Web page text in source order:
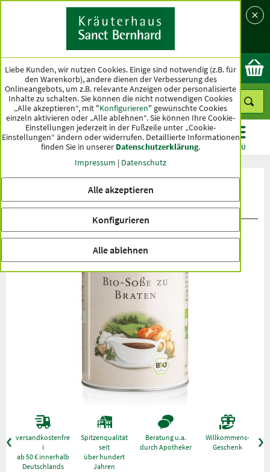
Land
Ok
KATEGORIEN ANGEBOTE TOPSELLER MENÜ
Produktbewertungen Bio-Soße zu
Braten
versandkostenfre
i
ab 50 € innerhalb
Deutschlands
Spitzenqualität
seit
über hundert
Jahren
Beratung u.a.
durch Apotheker
Willkommens-
Geschenk
Liebe Kunden, wir nutzen Cookies. Einige sind notwendig (z.B. für
den Warenkorb), andere dienen der Verbesserung des
Onlineangebots, um z.B. relevante Anzeigen oder personalisierte
Inhalte zu schalten. Sie können die nicht notwendigen Cookies
„Alle akzeptieren“, mit "Konfigurieren" gewünschte Cookies
einzeln aktivieren oder „Alle ablehnen“. Sie können Ihre Cookie-
Einstellungen jederzeit in der Fußzeile unter „Cookie-
Einstellungen“ ändern oder widerrufen. Detaillierte Informationen
finden Sie in unserer Datenschutzerklärung.
Impressum | Datenschutz
Alle akzeptieren
Konfigurieren
Alle ablehnen